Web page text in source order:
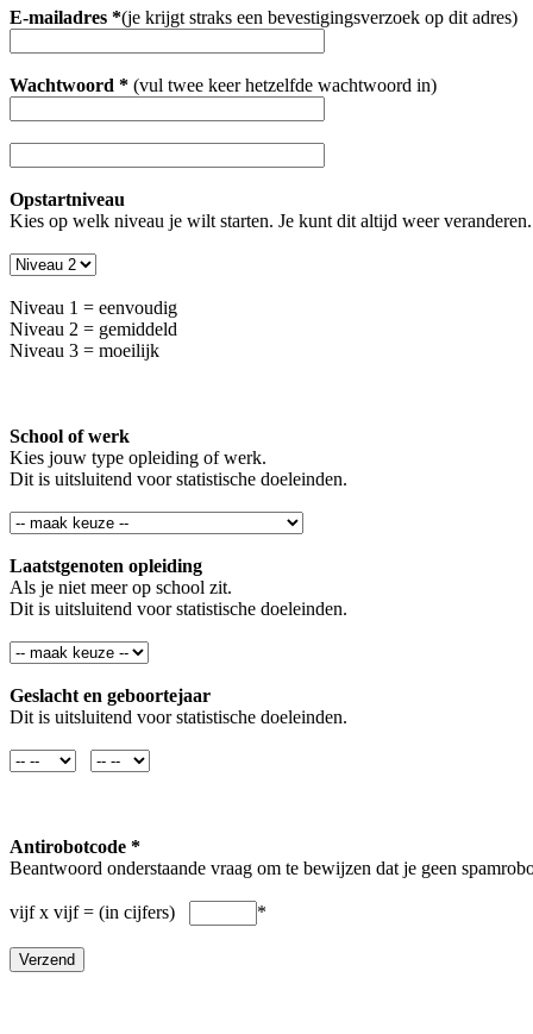
E-mailadres *(je krijgt straks een bevestigingsverzoek op dit adres)
Wachtwoord * (vul twee keer hetzelfde wachtwoord in)
Opstartniveau
Kies op welk niveau je wilt starten. Je kunt dit altijd weer veranderen.
Niveau 1 = eenvoudig
Niveau 2 = gemiddeld
Niveau 3 = moeilijk
School of werk
Kies jouw type opleiding of werk.
Dit is uitsluitend voor statistische doeleinden.
Laatstgenoten opleiding
Als je niet meer op school zit.
Dit is uitsluitend voor statistische doeleinden.
Geslacht en geboortejaar
Dit is uitsluitend voor statistische doeleinden.
Antirobotcode *
Beantwoord onderstaande vraag om te bewijzen dat je geen
vijf x vijf = (in cijfers) *